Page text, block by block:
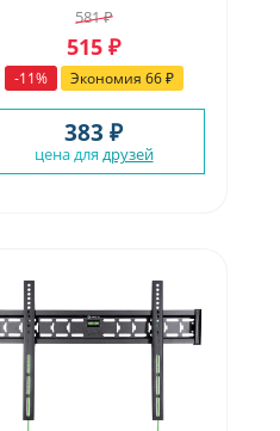
581₽
515 ₽
-11% Экономия 66₽
383 ₽
цена для друзей